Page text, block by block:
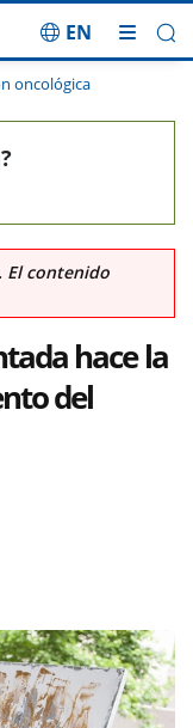
EN
oncológica
El contenido
hace la
del